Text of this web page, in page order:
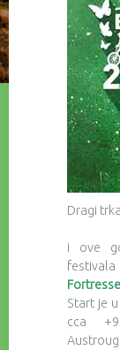
Dragi
i ove
Start je
cca